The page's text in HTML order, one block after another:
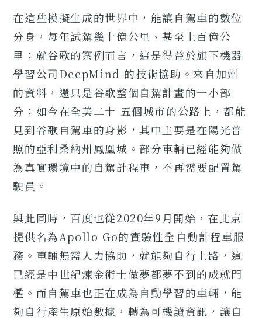
在這些模擬生成的世界中，能讓自駕車的數位
分身，每年試駕幾十億公里、甚至上百億公
里；就谷歌的案例而言，這是得益於旗下機器
學習公司DeepMind 的技術協助。來自加州
的資料，還只是谷歌整個自駕計畫的一小部
分；如今在全美二十 五個城市的公路上，都能
見到谷歌自駕車的身影，其中主要是在陽光普
照的亞利桑納州鳳凰城。部分車輛已經能夠做
為真實環境中的自駕計程車，不再需要配置駕
駛員。
與此同時，百度也從2020年9月開始，在北京
提供名為Apollo Go的實驗性全自動計程車服
務。車輛無需人力協助，就能夠自行上路，這
已經是中世紀煉金術士做夢都夢不到的成就門
檻。而自駕車也正在成為自動學習的車輛，能
夠自行產生原始數據，轉為可機讀資訊，讓自